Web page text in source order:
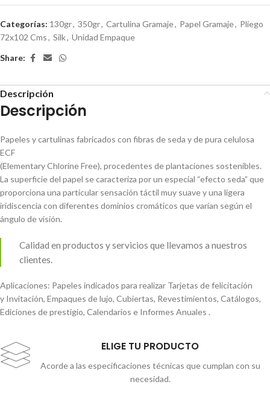
Categorías: 130gr, 350gr, Cartulina Gramaje, Papel Gramaje, Pliego
72x102 Cms, Silk, Unidad Empaque
Share:
Descripción
Descripción
Papeles y cartulinas fabricados con fibras de seda y de pura celulosa
ECF
(Elementary Chlorine Free), procedentes de plantaciones sostenibles.
La superficie del papel se caracteriza por un especial “efecto seda” que
proporciona una particular sensación táctil muy suave y una ligera
iridiscencia con diferentes dominios cromáticos que varían según el
ángulo de visión.
Calidad en productos y servicios que llevamos a nuestros
clientes.
Aplicaciones: Papeles indicados para realizar Tarjetas de felicitación
y Invitación, Empaques de lujo, Cubiertas, Revestimientos, Catálogos,
Ediciones de prestigio, Calendarios e Informes Anuales .
ELIGE TU PRODUCTO
Acorde a las especificaciones técnicas que cumplan con su
necesidad.